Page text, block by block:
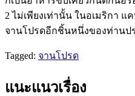
2 ไม่เพียงเท่านั้น ในอเมริกา
จานโปรดอีกชิ้นหนึ่งของท่านป
Tagged: จานโปรด
แนะแนวเรื่อง